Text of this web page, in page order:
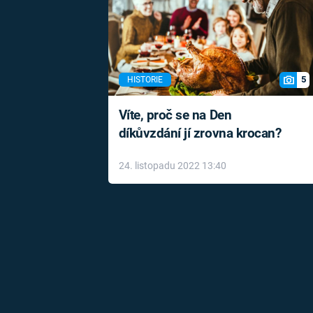
HISTORIE 5
Víte, proč se na Den
díkůvzdání jí zrovna krocan?
24. listopadu 2022 13:40